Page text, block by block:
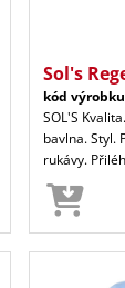
Sol's
kód
SOL'S
bavlna. Styl.
rukávy.